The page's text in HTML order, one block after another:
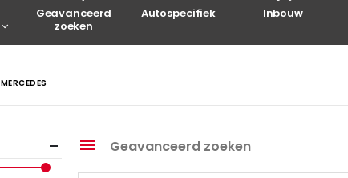
Geavanceerd
zoeken
Autospecifiek Inbouw
MERCEDES
Geavanceerd zoeken